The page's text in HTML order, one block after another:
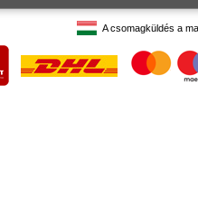
A csomagküldés a